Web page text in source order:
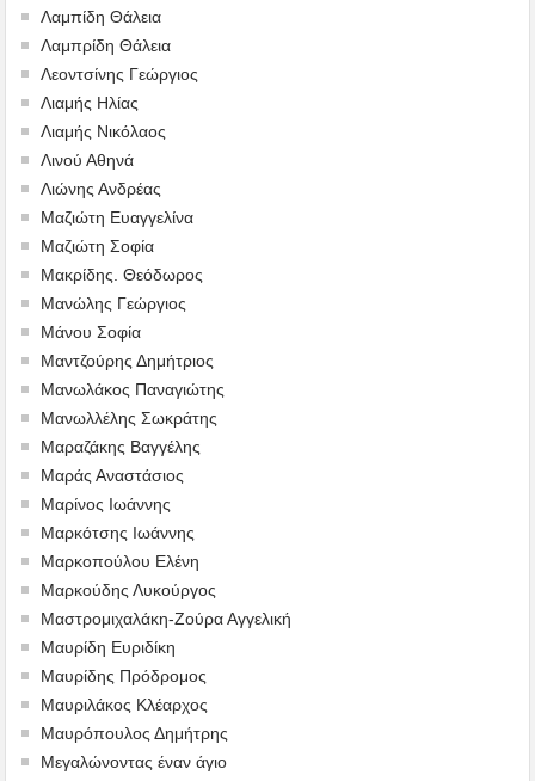
Λαμπίδη Θάλεια
Λαμπρίδη Θάλεια
Λεοντσίνης Γεώργιος
Λιαμής Ηλίας
Λιαμής Νικόλαος
Λινού Αθηνά
Λιώνης Ανδρέας
Μαζιώτη Ευαγγελίνα
Μαζιώτη Σοφία
Μακρίδης. Θεόδωρος
Μανώλης Γεώργιος
Μάνου Σοφία
Μαντζούρης Δημήτριος
Μανωλάκος Παναγιώτης
Μανωλλέλης Σωκράτης
Μαραζάκης Βαγγέλης
Μαράς Αναστάσιος
Μαρίνος Ιωάννης
Μαρκότσης Ιωάννης
Μαρκοπούλου Ελένη
Μαρκούδης Λυκούργος
Μαστρομιχαλάκη-Ζούρα Αγγελική
Μαυρίδη Ευριδίκη
Μαυρίδης Πρόδρομος
Μαυριλάκος Κλέαρχος
Μαυρόπουλος Δημήτρης
Μεγαλώνοντας έναν άγιο